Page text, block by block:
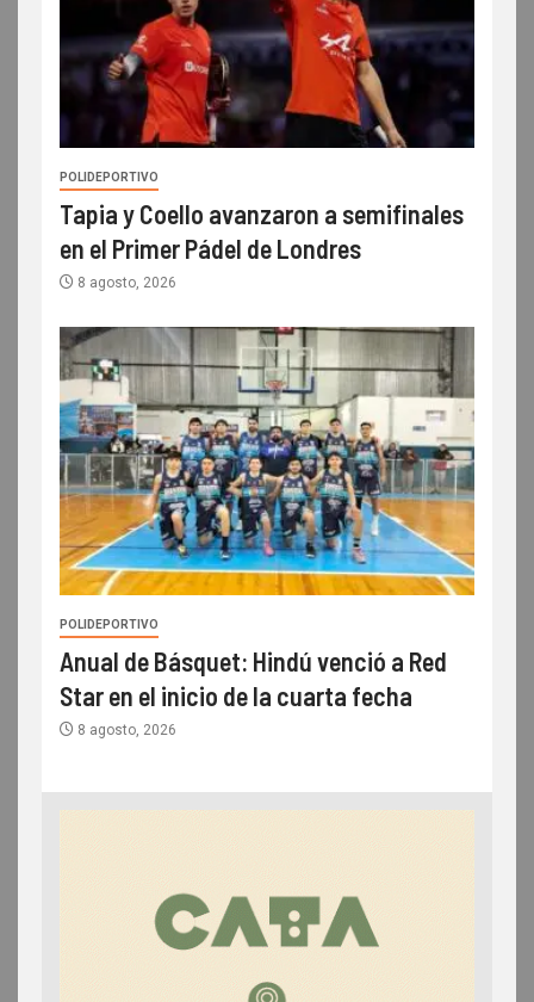
POLIDEPORTIVO
Tapia y Coello avanzaron a semifinales
en el Primer Pádel de Londres
8 agosto, 2026
POLIDEPORTIVO
Anual de Básquet: Hindú venció a Red
Star en el inicio de la cuarta fecha
8 agosto, 2026